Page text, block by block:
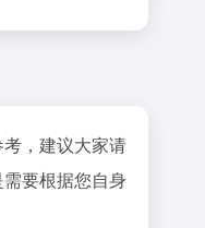
，建议大家请
要根据您自身